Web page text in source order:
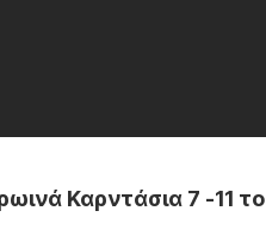
Καρντάσια 7 -11